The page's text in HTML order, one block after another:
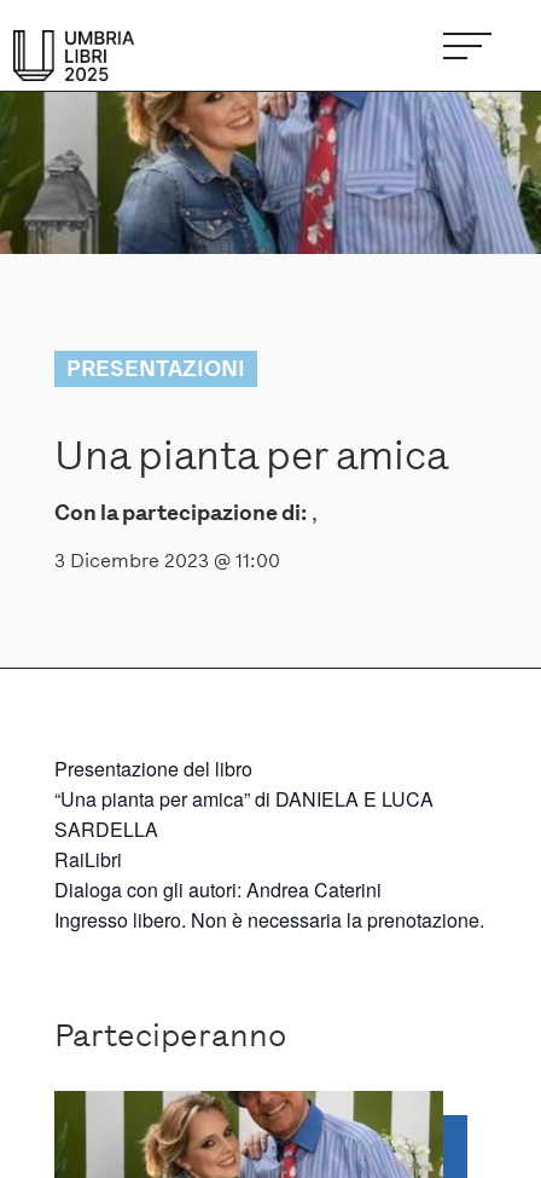
PRESENTAZIONI
Una pianta per amica
Con la partecipazione di:,
3 Dicembre 2023 @ 11:00
Presentazione del libro
“Una pianta per amica” di DANIELA E LUCA
SARDELLA
RaiLibri
Dialoga con gli autori: Andrea Caterini
Ingresso libero. Non è necessaria la prenotazione.
Parteciperanno